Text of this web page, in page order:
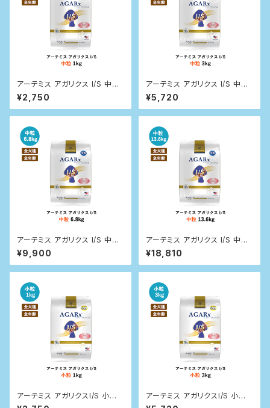
アーテミス アガリクス I/S 中粒
1kg
¥2,750
アーテミス アガリクス I/S 中粒
3kg
¥5,720
アーテミス アガリクス I/S 中粒
6.8kg
¥9,900
アーテミス アガリクス I/S 中粒
13.6kg
¥18,810
アーテミス アガリクスI/S 小粒 1
kg
アーテミス アガリクスI/S 小粒
3kg